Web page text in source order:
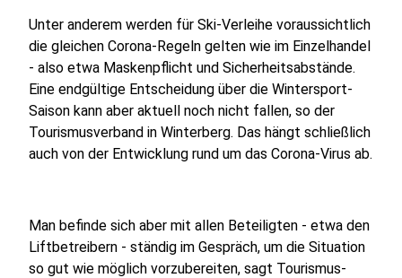
Unter anderem werden für Ski-Verleihe voraussichtlich
die gleichen Corona-Regeln gelten wie im Einzelhandel
- also etwa Maskenpflicht und Sicherheitsabstände.
Eine endgültige Entscheidung über die Wintersport-
Saison kann aber aktuell noch nicht fallen, so der
Tourismusverband in Winterberg. Das hängt schließlich
auch von der Entwicklung rund um das Corona-Virus ab.
Man befinde sich aber mit allen Beteiligten - etwa den
Liftbetreibern - ständig im Gespräch, um die Situation
so gut wie möglich vorzubereiten, sagt Tourismus-